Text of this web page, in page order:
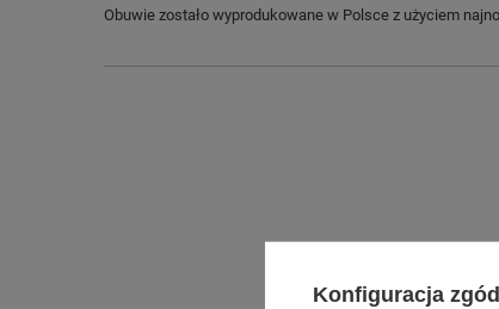
Obuwie zostało wyprodukowane w Polsce z użyciem
Konfiguracja zgód